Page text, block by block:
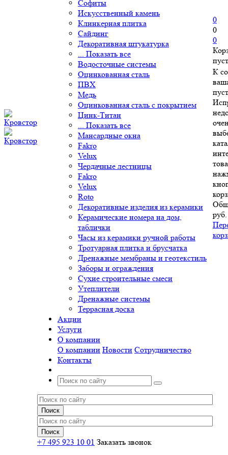
Софиты
Искусственный камень
Клинкерная плитка
Сайдинг
Декоративная штукатурка
... Показать все
Водосточные системы
Оцинкованная сталь
ПВХ
Медь
Оцинкованная сталь с покрытием
Цинк-Титан
... Показать все
Мансардные окна
Fakro
Velux
Чердачные лестницы
Fakro
Velux
Roto
Декоративные изделия из керамики
Керамические номера на дом,
таблички
Часы из керамики ручной работы
Тротуарная плитка и брусчатка
Дренажные мембраны и геотекстиль
Заборы и ограждения
Сухие строительные смеси
Утеплители
Дренажные системы
Террасная доска
Акции
Услуги
О компании
О компании Новости Сотрудничество
Контакты
+7 495 923 10 01 Заказать звонок
0
0
0
К
руб.